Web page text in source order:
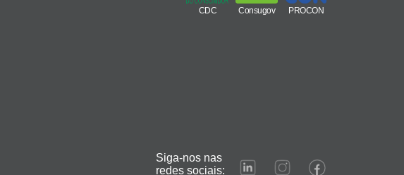
CDC Consugov PROCON
Siga-nos nas
redes sociais: